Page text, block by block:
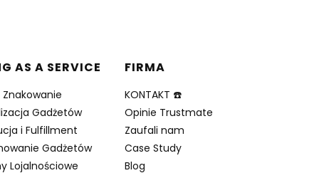
AS A SERVICE
Znakowanie
Gadżetów
i Fulfillment
Gadżetów
Lojalnościowe
FIRMA
KONTAKT ☎️
Opinie Trustmate
Zaufali nam
Case Study
Blog